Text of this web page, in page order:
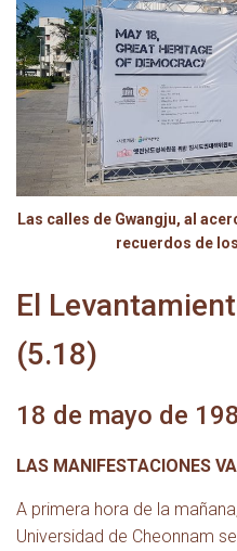
Las calles de Gwangju, al
recuerdos de
El
(5.18)
18 de mayo de
LAS MANIFESTACIONES
A primera hora de la
Universidad de Cheonnam